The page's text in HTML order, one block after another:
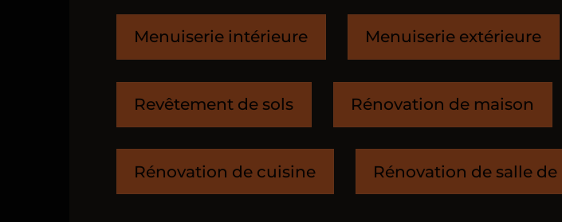
Menuiserie intérieure Menuiserie extérieure
Revêtement de sols Rénovation de maison
Rénovation de cuisine Rénovation de salle de